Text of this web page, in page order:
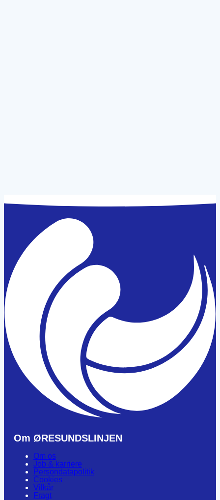
Om ØRESUNDSLINJEN
Om os
Job & karriere
Persondatapolitik
Cookies
Vilkår
Fragt